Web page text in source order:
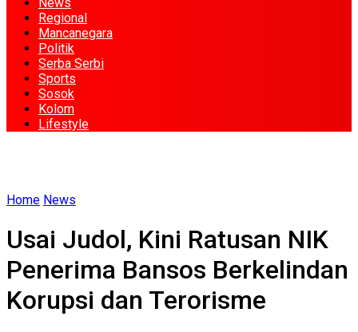
Regional
Mancanegara
Politik
Serba Serbi
Sports
Sosok
Kolom
Lifestyle
Home News
Usai Judol, Kini Ratusan NIK
Penerima Bansos Berkelindan
Korupsi dan Terorisme